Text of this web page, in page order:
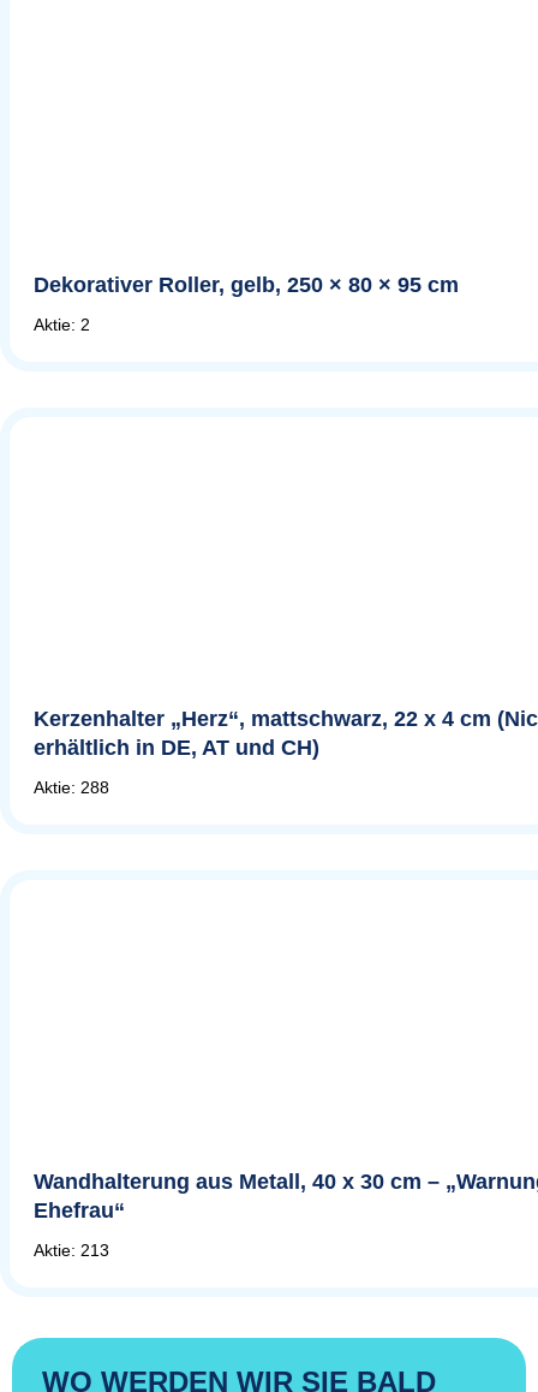
Dekorativer Roller, gelb, 250 × 80 × 95 cm
Aktie: 2
Kerzenhalter „Herz“, mattschwarz, 22 x 4 cm
erhältlich in DE, AT und CH)
Aktie: 288
Wandhalterung aus Metall, 40 x 30 cm –
Ehefrau“
Aktie: 213
WO WERDEN WIR SIE BALD